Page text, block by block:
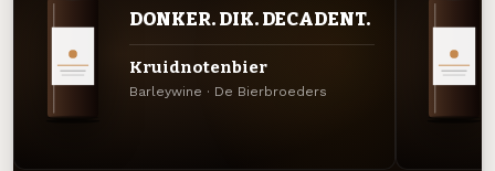
DONKER. DIK. DECADENT.
Kruidnotenbier
Barleywine · De Bierbroeders